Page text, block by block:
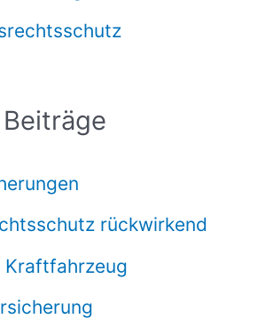
rückwirkend
Kraftfahrzeug